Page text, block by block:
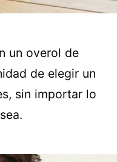
un overol de
de elegir un
sin importar lo